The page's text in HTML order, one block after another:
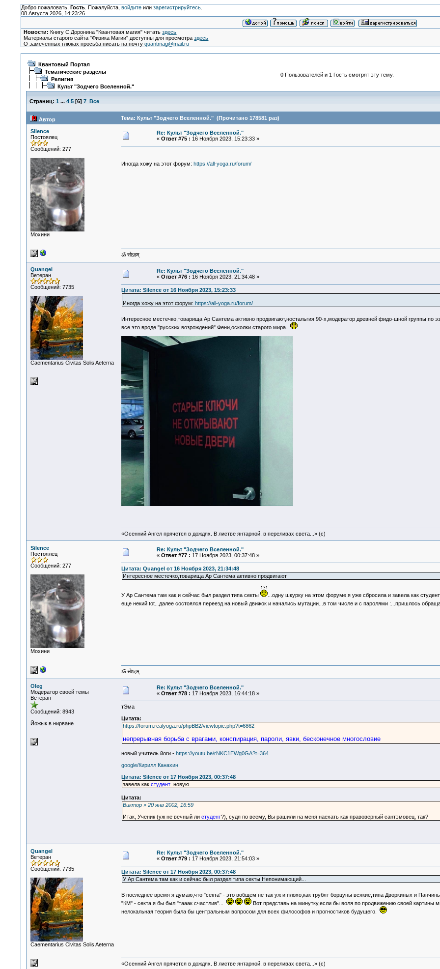
Добро пожаловать, Гость. Пожалуйста, войдитеили зарегистрируйтесь.
08 Августа 2026, 14:23:26
Новости: Книгу С.Доронина "Квантовая магия" читатьздесь
Материалы старого сайта "Физика Магии" доступны для просмотраздесь
О замеченных глюках просьба писать на почтуquantmag@mail.ru
Квантовый Портал
Тематические разделы
Религия
Культ "Зодчего Вселенной."
0 Пользователей и 1 Гость смотрят эту тему.
Страниц: 1 ... 4 5[6] 7 Все
Автор Тема: Культ "Зодчего Вселенной." (Прочитано 178581 раз)
Silence
Постоялец
Сообщений: 277
Мохини
Re: Культ "Зодчего Вселенной."
« Ответ #75 : 16 Ноября 2023, 15:23:33 »
Иногда хожу на этот форум: https://all-yoga.ru/forum/
ॐ सोऽहम्
Quangel
Ветеран
Сообщений: 7735
Сaementarius Civitas Solis Aeterna
Re: Культ "Зодчего Вселенной."
« Ответ #76 : 16 Ноября 2023, 21:34:48 »
Цитата: Silence от 16 Ноября 2023, 15:23:33
Иногда хожу на этот форум: https://all-yoga.ru/forum/
Интересное местечко,товарища Ар Сантема активно продвигают,ностальгия 90-х,модератор древней фидо-шной группы по
все это вроде "русских возрождений" Фени,осколки старого мира.
«Осенний Ангел прячется в дождях. В листве янтарной, в переливах света...» (c)
Silence
Постоялец
Сообщений: 277
Мохини
Re: Культ "Зодчего Вселенной."
« Ответ #77 : 17 Ноября 2023, 00:37:48 »
Цитата: Quangel от 16 Ноября 2023, 21:34:48
Интересное местечко,товарища Ар Сантема активно продвигают
У Ар Сантема там как и сейчас был раздел типа секты
...одну шкурку на этом форуме я уже сбросила и завела как
еще некий tot...далее состоялся переезд на новый движок и начались мутации...в том числе и с паролями :...пришлось
ॐ सोऽहम्
Oleg
Модератор своей темы
Ветеран
Сообщений: 8943
Йожык в нирване
Re: Культ "Зодчего Вселенной."
« Ответ #78 : 17 Ноября 2023, 16:44:18 »
тЭма
Цитата:
https://forum.realyoga.ru/phpBB2/viewtopic.php?t=6862
непрерывная борьба с врагами, конспирация, пароли, явки, бесконечное многословие
новый учитель йоги - https://youtu.be/rNKC1EWg0GA?t=364
google/Кирилл Канахин
Цитата: Silence от 17 Ноября 2023, 00:37:48
завела как студентновую
Цитата:
Виктор » 20 янв 2002, 16:59
Итак, Ученик (уж не вечный ли студент?), судя по всему, Вы рашили на меня наехать как правоверный сантэмовец, так?
Quangel
Ветеран
Сообщений: 7735
Сaementarius Civitas Solis Aeterna
Re: Культ "Зодчего Вселенной."
« Ответ #79 : 17 Ноября 2023, 21:54:03 »
Цитата: Silence от 17 Ноября 2023, 00:37:48
У Ар Сантема там как и сейчас был раздел типа секты Непонимающий...
В последнее время я думаю,что "секта" - это вобщем не так уж и плохо,как трубят борцуны всякие,типа Дворкиных и
"КМ" - секта,я бы был "тааак счастлив"...
Вот представь на минутку,если бы воля по продвижению своей
нелокальная теория была бы центральным вопросом для всех философов и прогностиков будущего.
«Осенний Ангел прячется в дождях. В листве янтарной, в переливах света...» (c)